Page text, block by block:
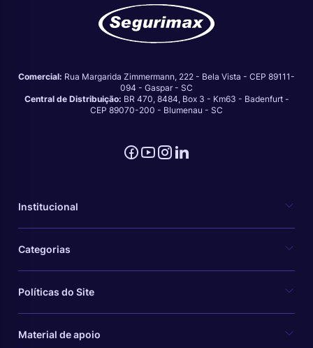
Comercial: Rua Margarida Zimmermann, 222 - Bela Vista - CEP 89111-
094 - Gaspar - SC
Central de Distribuição: BR 470, 8484, Box 3 - Km63 - Badenfurt -
CEP 89070-200 - Blumenau - SC
Institucional
Categorias
Políticas do Site
Material de apoio